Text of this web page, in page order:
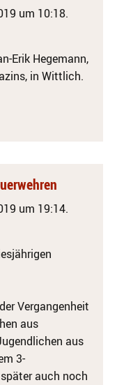
um 10:18.
Erik Hegemann,
in Wittlich.
um 19:14.
Vergangenheit
aus
aus
3-
auch noch